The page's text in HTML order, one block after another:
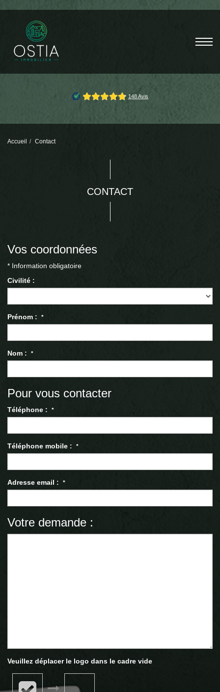
Accueil Contact
CONTACT
Vos coordonnées
* Information obligatoire
Civilité :
Prénom : *
Nom : *
Pour vous contacter
Téléphone : *
Téléphone mobile : *
Adresse email : *
Votre demande :
Veuillez déplacer le logo dans le cadre vide